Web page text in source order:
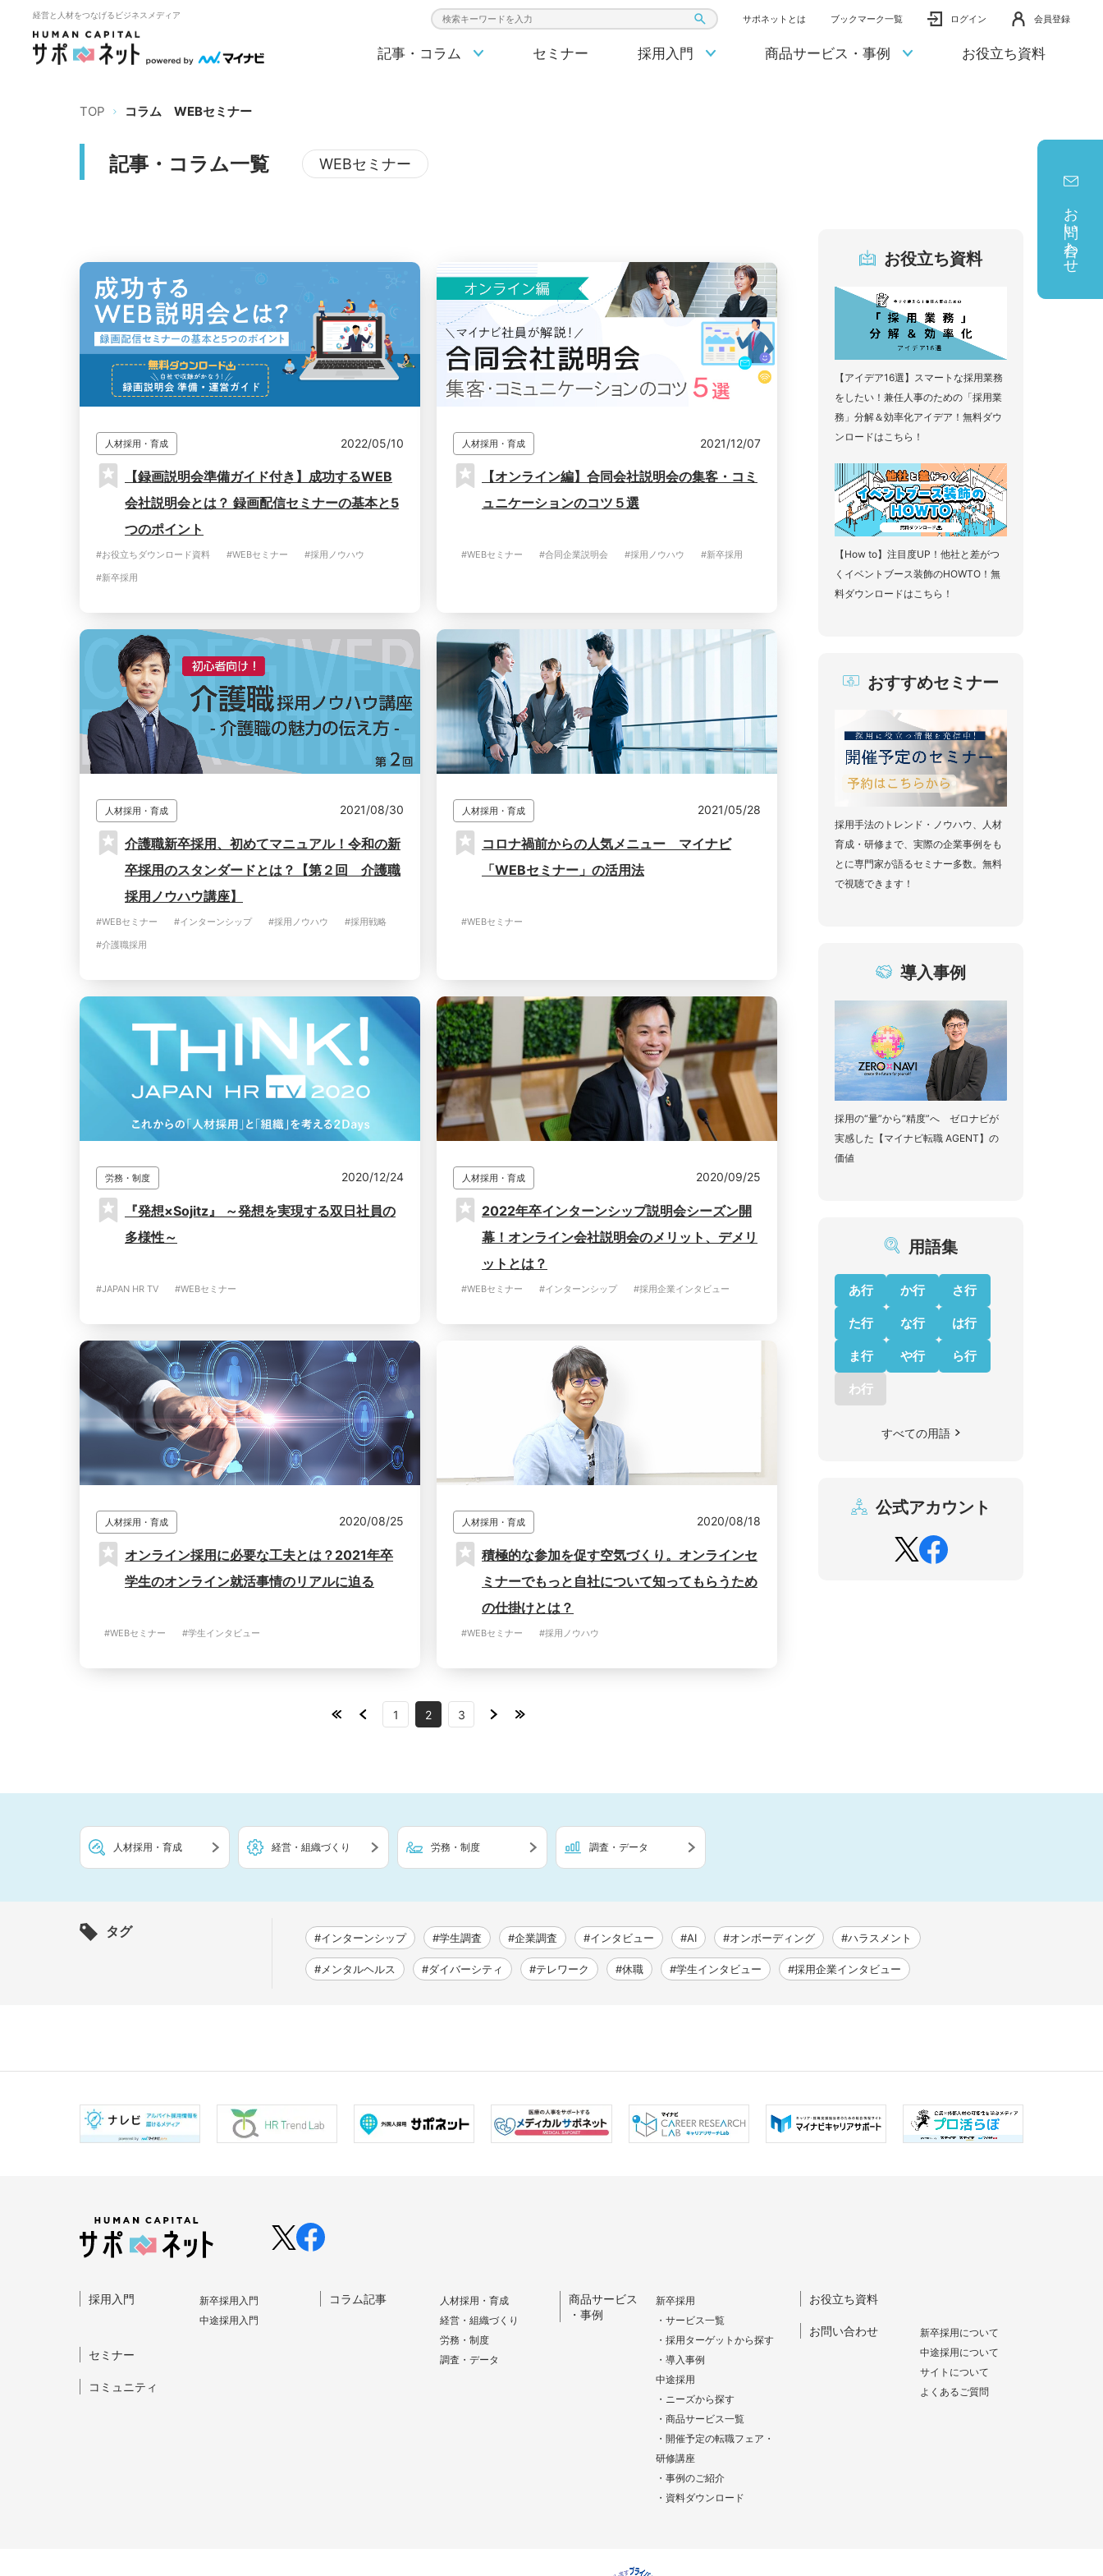
経営と人材をつなげるビジネスメディア
検索キーワード入力 サポネットとは ブックマーク一覧 ログイン 会員登録
記事・コラム セミナー 採用入門 商品サービス・事例 お役立ち資料
お問い合わせ
TOP コラム WEBセミナー
記事・コラム一覧 WEBセミナー
人材採用・育成 2022/05/10
【録画説明会準備ガイド付き】成功するWEB
会社説明会とは？ 録画配信セミナーの基本と5
つのポイント
#お役立ちダウンロード資料 #WEBセミナー
#採用ノウハウ
#新卒採用
人材採用・育成 2021/12/07
【オンライン編】合同会社説明会の集客・コミ
ュニケーションのコツ５選
#WEBセミナー #合同企業説明会 #採用ノウハウ #新卒採用
人材採用・育成 2021/08/30
介護職新卒採用、初めてマニュアル！令和の新
卒採用のスタンダードとは？【第２回 介護職
採用ノウハウ講座】
#WEBセミナー #インターンシップ #採用ノウハウ
#採用戦略
#介護職採用
人材採用・育成 2021/05/28
コロナ禍前からの人気メニュー マイナビ
「WEBセミナー」の活用法
#WEBセミナー
労務・制度 2020/12/24
『発想×Sojitz』 ～発想を実現する双日社員の
多様性～
#JAPAN HR TV #WEBセミナー
人材採用・育成 2020/09/25
2022年卒インターンシップ説明会シーズン開
幕！オンライン会社説明会のメリット、デメリ
ットとは？
#WEBセミナー #インターンシップ #採用企業インタビュー
人材採用・育成 2020/08/25
オンライン採用に必要な工夫とは？2021年卒
学生のオンライン就活事情のリアルに迫る
#WEBセミナー #学生インタビュー
人材採用・育成 2020/08/18
積極的な参加を促す空気づくり。オンラインセ
ミナーでもっと自社について知ってもらうため
の仕掛けとは？
#WEBセミナー #採用ノウハウ
1 2 3
お役立ち資料
【アイデア16選】スマートな採用業務
をしたい！兼任人事のための「採用業
務」分解＆効率化アイデア！無料ダウ
ンロードはこちら！
【How to】注目度UP！他社と差がつ
くイベントブース装飾のHOWTO！無
料ダウンロードはこちら！
おすすめセミナー
採用手法のトレンド・ノウハウ、人材
育成・研修まで、実際の企業事例をも
とに専門家が語るセミナー多数。無料
で視聴できます！
導入事例
採用の“量”から“精度”へ ゼロナビが
実感した【マイナビ転職 AGENT】の
価値
用語集
あ行 か行 さ行
た行 な行 は行
ま行 や行 ら行
わ行
すべての用語
公式アカウント
人材採用・育成 経営・組織づくり 労務・制度 調査・データ
タグ #インターンシップ #学生調査 #企業調査 #インタビュー #AI #オンボーディング #ハラスメント
#メンタルヘルス #ダイバーシティ #テレワーク #休職 #学生インタビュー #採用企業インタビュー
採⽤⼊⾨
新卒採⽤⼊⾨
中途採⽤⼊⾨
セミナー
コミュニティ
コラム記事
人材採用・育成
経営・組織づくり
労務・制度
調査・データ
商品サービス
・事例
新卒採用
・サービス一覧
・採用ターゲットから探す
・導入事例
中途採用
・ニーズから探す
・商品サービス一覧
・開催予定の転職フェア・
研修講座
・事例のご紹介
・資料ダウンロード
お役立ち資料
お問い合わせ
新卒採⽤について
中途採⽤について
サイトについて
よくあるご質問